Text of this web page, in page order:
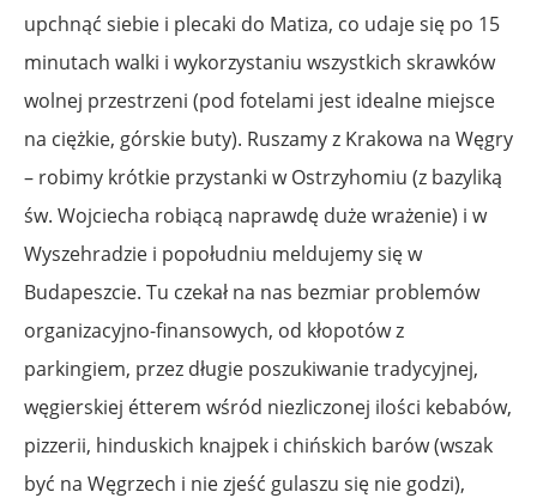
upchnąć siebie i plecaki do Matiza, co udaje się po 15
minutach walki i wykorzystaniu wszystkich skrawków
wolnej przestrzeni (pod fotelami jest idealne miejsce
na ciężkie, górskie buty). Ruszamy z Krakowa na Węgry
– robimy krótkie przystanki w Ostrzyhomiu (z bazyliką
św. Wojciecha robiącą naprawdę duże wrażenie) i w
Wyszehradzie i popołudniu meldujemy się w
Budapeszcie. Tu czekał na nas bezmiar problemów
organizacyjno-finansowych, od kłopotów z
parkingiem, przez długie poszukiwanie tradycyjnej,
węgierskiej étterem wśród niezliczonej ilości kebabów,
pizzerii, hinduskich knajpek i chińskich barów (wszak
być na Węgrzech i nie zjeść gulaszu się nie godzi),